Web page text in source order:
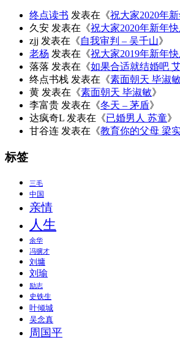
终点读书 发表在《祝大家2020年
久安 发表在《祝大家2020年新年
zjj 发表在《自我审判 – 吴千山》
老杨 发表在《祝大家2019年新年
落落 发表在《如果合适就结婚吧
终点书栈 发表在《素面朝天 毕淑敏
黄 发表在《素面朝天 毕淑敏》
李富贵 发表在《冬天 – 茅盾》
达疯奇L 发表在《已婚男人 苏童》
甘谷连 发表在《教育你的父母 梁
标签
三毛
中国
亲情
人生
余华
冯骥才
刘墉
刘瑜
励志
史铁生
叶倾城
吴念真
周国平